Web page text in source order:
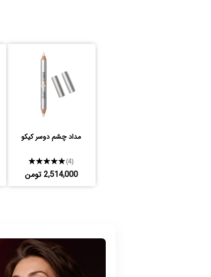
مداد چشم دوسر کیکو
★★★★★(4)
2,514,000 تومن